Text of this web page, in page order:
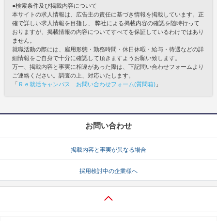
●検索条件及び掲載内容について
本サイトの求人情報は、広告主の責任に基づき情報を掲載しています。正
確で詳しい求人情報を目指し、 弊社による掲載内容の確認を随時行って
おりますが、掲載情報の内容についてすべてを保証しているわけではあり
ません。
就職活動の際には、雇用形態・勤務時間・休日休暇・給与・待遇などの詳
細情報をご自身で十分に確認して頂きますようお願い致します。
万一、掲載内容と事実に相違があった際は、下記問い合わせフォームより
ご連絡ください。調査の上、対応いたします。
「 Ｒｅ就活キャンパス お問い合わせフォーム(質問箱) 」
お問い合わせ
掲載内容と事実が異なる場合
採用検討中の企業様へ